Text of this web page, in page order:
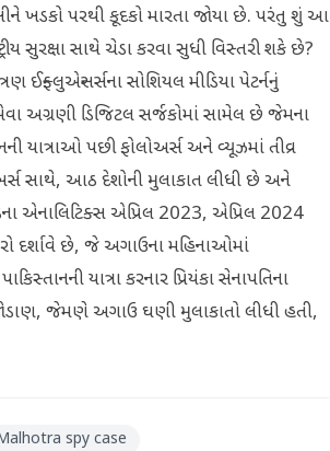
ખડકો પરથી કૂદકો મારતા જોયા છે. પરંતુ શું આ
સુરક્ષા સાથે ચેડા કરવા સુધી વિસ્તરી શકે છે?
ઈન્ફ્લુએન્સર્સના સોશિયલ મીડિયા પેટર્નનું
અગ્રણી ડિજિટલ સર્જકોમાં સામેલ છે જેમના
યાત્રાઓ પછી ફોલોઅર્સ અને વ્યૂઝમાં તીવ્ર
સાથે, આઠ દેશોની મુલાકાત લીધી છે અને
એનાલિટિક્સ એપ્રિલ 2023, એપ્રિલ 2024
દર્શાવે છે, જે અગાઉના મહિનાઓમાં
યાત્રા કરનાર પ્રિયંકા સેનાપતિના
જેમણે અગાઉ ઘણી મુલાકાતો લીધી હતી,
spy case